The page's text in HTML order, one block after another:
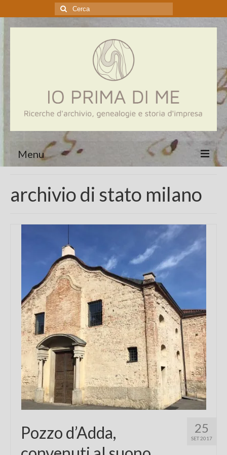
Cerca:
Menu
Genealogia
Aziende
Contatti
archivio di stato milano
25
SET 2017
Pozzo d’Adda,